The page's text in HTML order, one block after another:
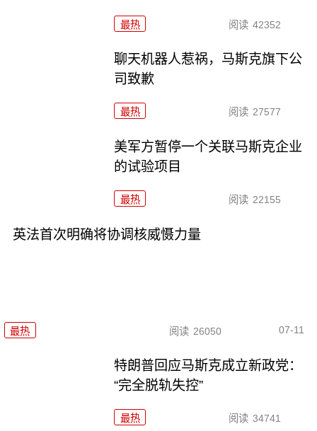
最热 阅读 42352
聊天机器人惹祸，马斯克旗下公
司致歉
最热 阅读 27577
美军方暂停一个关联马斯克企业
的试验项目
最热 阅读 22155
英法首次明确将协调核威慑力量
最热 阅读 26050 07-11
特朗普回应马斯克成立新政党：
“完全脱轨失控”
最热 阅读 34741